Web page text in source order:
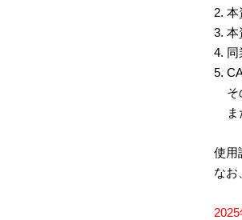
2.
3. 本
4. 同
5.
そ
ま
使用
なお